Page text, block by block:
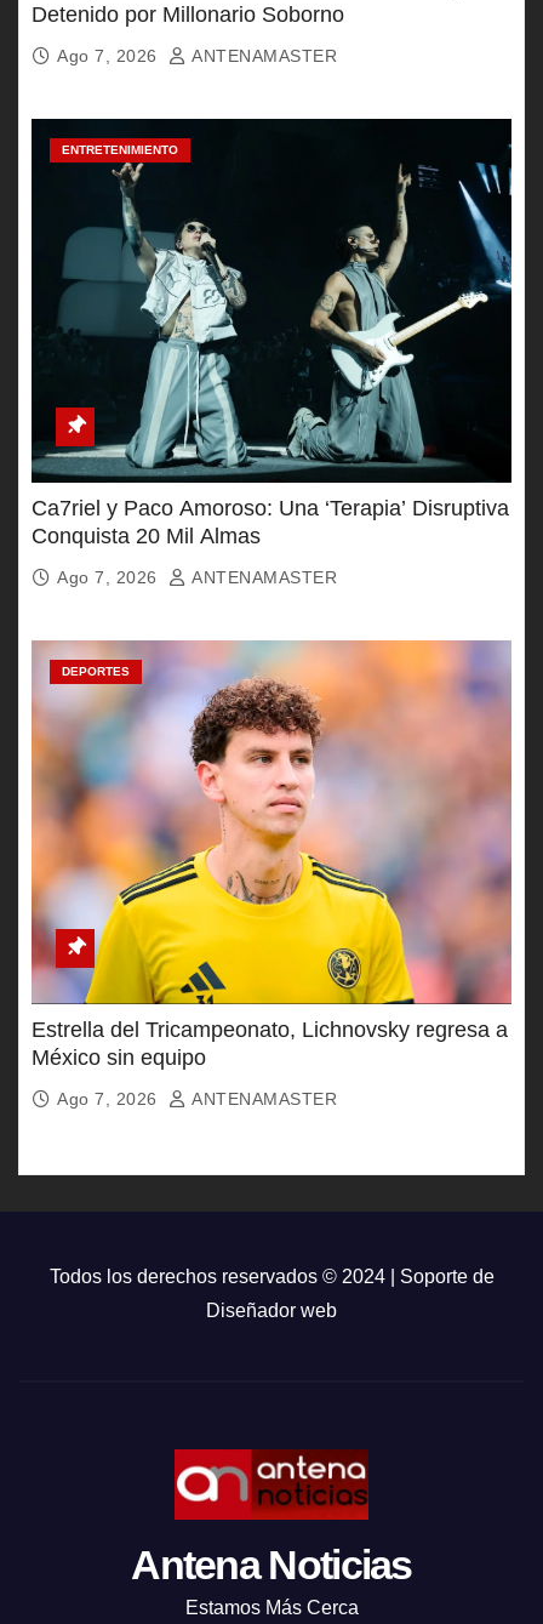
Detenido por Millonario Soborno
Ago 7, 2026 ANTENAMASTER
ENTRETENIMIENTO
Ca7riel y Paco Amoroso: Una ‘Terapia’ Disruptiva
Conquista 20 Mil Almas
Ago 7, 2026 ANTENAMASTER
DEPORTES
Estrella del Tricampeonato, Lichnovsky regresa a
México sin equipo
Ago 7, 2026 ANTENAMASTER
Todos los derechos reservados © 2024 | Soporte de
Diseñador web
Antena Noticias
Estamos Más Cerca